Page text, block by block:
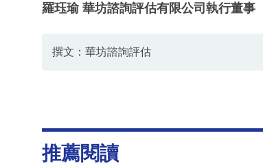
羅珏瑜 華坊諮詢評估有限公司執行董事
撰文：華坊諮詢評估
推薦閱讀